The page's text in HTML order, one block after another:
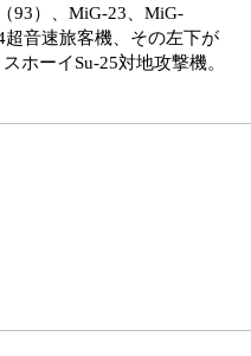
93）、MiG-23、MiG-
超音速旅客機、その左下が
ホーイSu-25対地攻撃機。